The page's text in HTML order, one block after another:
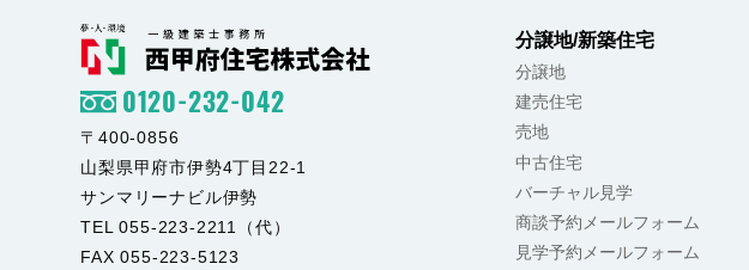
分譲地/新築住宅
分譲地
建売住宅
売地
中古住宅
バーチャル見学
商談予約メールフォーム
見学予約メールフォーム
0120-232-042
〒400-0856
山梨県甲府市伊勢4丁目22-1
サンマリーナビル伊勢
TEL 055-223-2211（代）
FAX 055-223-5123